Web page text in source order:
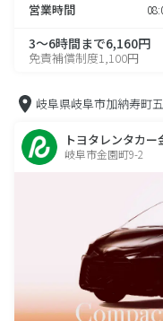
営業時間
3～6時間まで6,160円
免責補償制度1,100円
岐阜県岐阜市加納寿町
トヨタレンタカー
岐阜市金園町9-2